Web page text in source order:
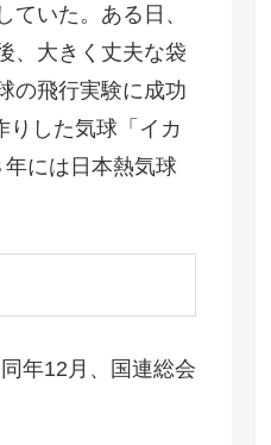
いた。ある日、
、大きく丈夫な袋
の飛行実験に成功
りした気球「イカ
には日本熱気球
年12月、国連総会